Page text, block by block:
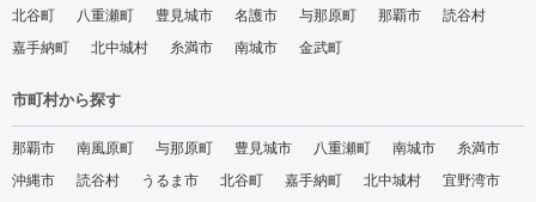
北谷町
八重瀬町 豊見城市 名護市 与那原町 那覇市
読谷村
嘉手納町
北中城村 糸満市 南城市 金武町
市町村から探す
那覇市 南風原町 与那原町 豊見城市 八重瀬町 南城市
糸満市
沖縄市
読谷村 うるま市 北谷町 嘉手納町 北中城村
宜野湾市